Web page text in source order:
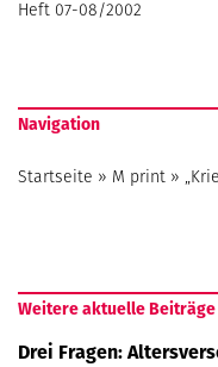
Heft 07-08/2002
Navigation
Startseite » M print »
Weitere aktuelle Beiträge
Drei Fragen: